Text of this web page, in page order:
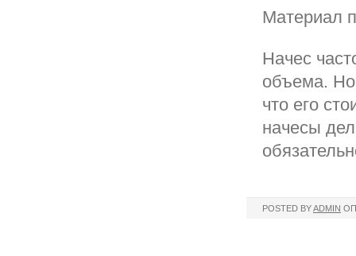
Материал
Начес
объема. Но
что его
начесы
POSTED BYADMIN